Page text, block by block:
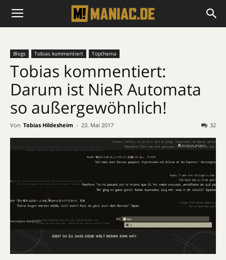
Blogs Tobias kommentiert Topthema
Tobias kommentiert:
Darum ist NieR Automata
so außergewöhnlich!
Von Tobias Hildesheim - 23. Mai 2017 32